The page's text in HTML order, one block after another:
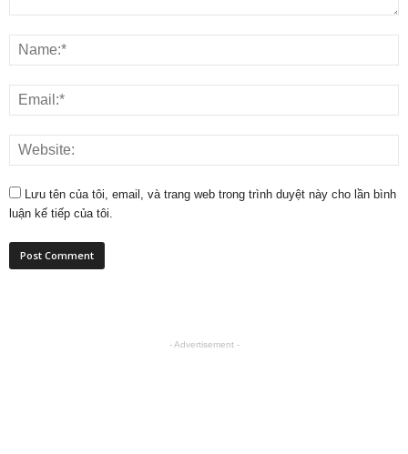
Lưu tên của tôi, email, và trang web trong trình duyệt này cho lần bình
luận kế tiếp của tôi.
- Advertisement -